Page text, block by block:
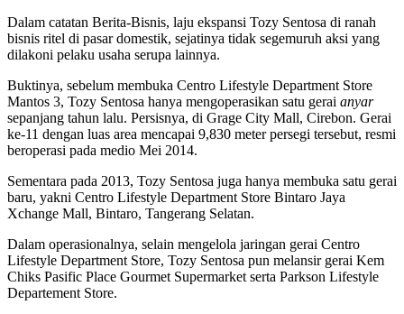
Dalam catatan Berita-Bisnis, laju ekspansi Tozy Sentosa di ranah
bisnis ritel di pasar domestik, sejatinya tidak segemuruh aksi yang
dilakoni pelaku usaha serupa lainnya.
Buktinya, sebelum membuka Centro Lifestyle Department Store
Mantos 3, Tozy Sentosa hanya mengoperasikan satu gerai anyar
sepanjang tahun lalu. Persisnya, di Grage City Mall, Cirebon. Gerai
ke-11 dengan luas area mencapai 9,830 meter persegi tersebut, resmi
beroperasi pada medio Mei 2014.
Sementara pada 2013, Tozy Sentosa juga hanya membuka satu gerai
baru, yakni Centro Lifestyle Department Store Bintaro Jaya
Xchange Mall, Bintaro, Tangerang Selatan.
Dalam operasionalnya, selain mengelola jaringan gerai Centro
Lifestyle Department Store, Tozy Sentosa pun melansir gerai Kem
Chiks Pasific Place Gourmet Supermarket serta Parkson Lifestyle
Departement Store.